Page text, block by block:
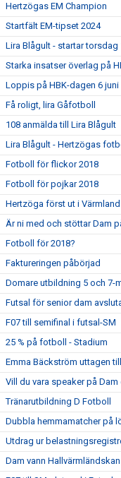
Hertzögas EM Champion
Startfält EM-tipset 2024
Lira Blågult - startar torsdag
Starka insatser överlag på
Loppis på HBK-dagen 6 juni
Få roligt, lira Gåfotboll
108 anmälda till Lira Blågult
Lira Blågult - Hertzögas
Fotboll för flickor 2018
Fotboll för pojkar 2018
Hertzöga först ut i Värmland
Är ni med och stöttar Dam
Fotboll för 2018?
Faktureringen påbörjad
Domare utbildning 5 och 7-
Futsal för senior dam
F07 till semifinal i futsal-SM
25 % på fotboll - Stadium
Emma Bäckström uttagen
Vill du vara speaker på Dam
Tränarutbildning D Fotboll
Dubbla hemmamatcher på
Utdrag ur
Dam vann Hallvärmländskan